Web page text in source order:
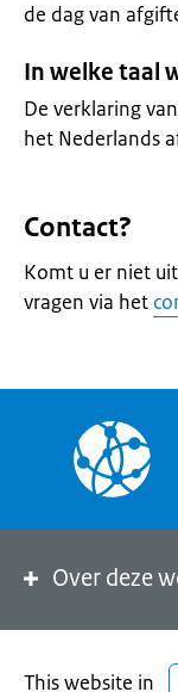
de dag van
In welke taal
De verklaring
het Nederlands
Contact?
Komt u er niet
vragen via het
Over deze
This website in